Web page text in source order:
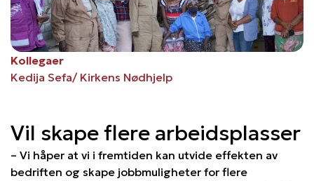
Kollegaer
Kedija Sefa/ Kirkens Nødhjelp
Vil skape flere arbeidsplasser
– Vi håper at vi i fremtiden kan utvide effekten av
bedriften og skape jobbmuligheter for flere